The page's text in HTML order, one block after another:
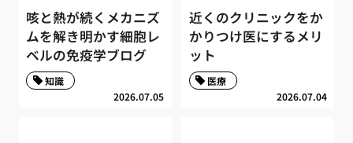
咳と熱が続くメカニズ
ムを解き明かす細胞レ
ベルの免疫学ブログ
2026.07.05
知識
近くのクリニックをか
かりつけ医にするメリ
ット
2026.07.04
医療